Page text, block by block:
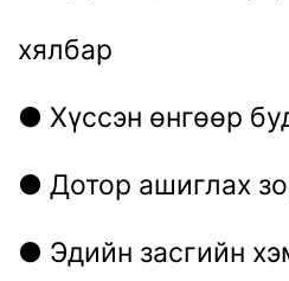
хялбар
● Хүссэн өнгөөр
● Дотор ашиглах
● Эдийн засгийн